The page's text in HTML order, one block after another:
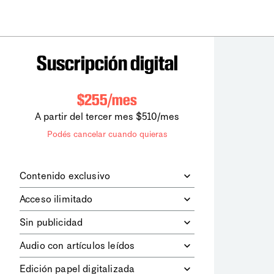
Suscripción digital
$255/mes
A partir del tercer mes $510/mes
Podés cancelar cuando quieras
Contenido exclusivo
digitales dela diaria
los contenidos de Le Monde
diplomatique.
Acceso ilimitado
contenidos.
Sin publicidad
publicitarios.
Audio con artículos leídos
Edición papel digitalizada